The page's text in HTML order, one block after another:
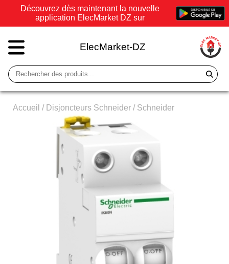
Découvrez dès maintenant la nouvelle
application ElecMarket DZ sur
ElecMarket-DZ
Accueil / Disjoncteurs Schneider/ Schneider